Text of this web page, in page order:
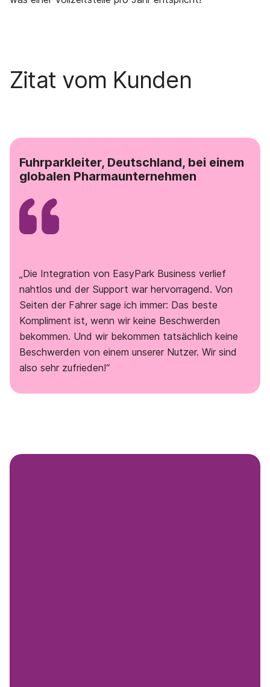
Zitat vom Kunden
„Die Integration von EasyPark Business verlief
nahtlos und der Support war hervorragend. Von
Seiten der Fahrer sage ich immer: Das beste
Kompliment ist, wenn wir keine Beschwerden
bekommen. Und wir bekommen tatsächlich keine
Beschwerden von einem unserer Nutzer. Wir sind
also sehr zufrieden!“
Fuhrparkleiter, Deutschland, bei einem
globalen Pharmaunternehmen